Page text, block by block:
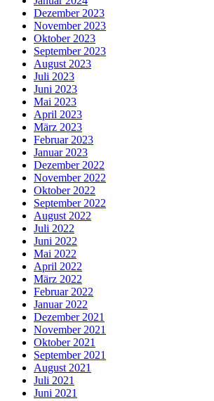
Dezember 2023
November 2023
Oktober 2023
September 2023
August 2023
Juli 2023
Juni 2023
Mai 2023
April 2023
März 2023
Februar 2023
Januar 2023
Dezember 2022
November 2022
Oktober 2022
September 2022
August 2022
Juli 2022
Juni 2022
Mai 2022
April 2022
März 2022
Februar 2022
Januar 2022
Dezember 2021
November 2021
Oktober 2021
September 2021
August 2021
Juli 2021
Juni 2021